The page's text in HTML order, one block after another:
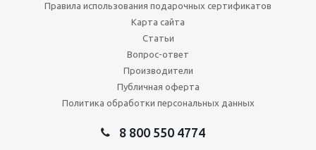
Правила использования подарочных сертификатов
Карта сайта
Статьи
Вопрос-ответ
Производители
Публичная оферта
Политика обработки персональных данных
8 800 550 4774